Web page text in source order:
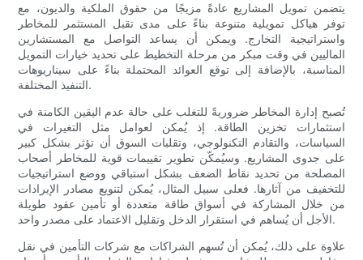
يتضمن تمويل المشاريع عادةً مزيجًا من حقوق الملكية والديون، مع
توفر هياكل تمويلية متنوعة بناءً على مدى تقبل المستثمر للمخاطر
واستراتيجية التخارج. ويمكن أن يساعد التواصل مع المستشارين
الماليين في وقت مبكر من مرحلة التخطيط على تحديد خيارات التمويل
المناسبة، بالإضافة إلى توقع العوائد المحتملة بناءً على سيناريوهات
التنفيذ المختلفة.
تُصبح إدارة المخاطر ضروريةً للتغلب على حالة عدم اليقين الكامنة في
استثمارات تخزين الطاقة. إذ يُمكن لعوامل مثل التغيرات في
السياسات، والتقادم التكنولوجي، وتقلبات السوق أن تؤثر بشكل كبير
على جدوى المشاريع. وسيُمكّن تطوير تقييمات قوية للمخاطر أصحاب
المصلحة من تحديد نقاط الضعف بشكل استباقي ووضع استراتيجيات
للتخفيف من آثارها. فعلى سبيل المثال، يُمكن لتنويع مصادر الإيرادات
من خلال المشاركة في أسواق طاقة متعددة أو تأمين عقود طويلة
الأجل أن يُساهم في استقرار الدخل وتقليل الاعتماد على مصدر واحد.
علاوة على ذلك، يُمكن أن تُسهم الشراكات مع شركات التأمين في نقل